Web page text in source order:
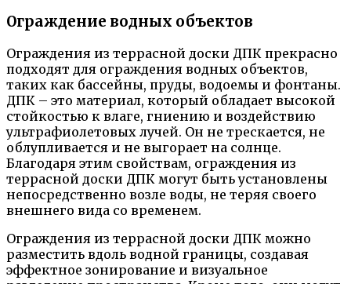
Ограждение водных объектов
Ограждения из террасной доски ДПК прекрасно
подходят для ограждения водных объектов,
таких как бассейны, пруды, водоемы и фонтаны.
ДПК – это материал, который обладает высокой
стойкостью к влаге, гниению и воздействию
ультрафиолетовых лучей. Он не трескается, не
облупливается и не выгорает на солнце.
Благодаря этим свойствам, ограждения из
террасной доски ДПК могут быть установлены
непосредственно возле воды, не теряя своего
внешнего вида со временем.
Ограждения из террасной доски ДПК можно
разместить вдоль водной границы, создавая
эффектное зонирование и визуальное